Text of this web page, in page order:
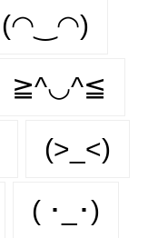
(◠‿◠)
≧^◡^≦
(>_<)
( ･_･)